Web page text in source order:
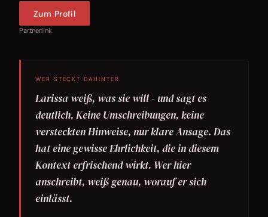
Zum Profil
Partnerlink
WER STECKT DAHINTER
Larissa weiß, was sie will - und sagt es
deutlich. Keine Umschreibungen, keine
versteckten Hinweise, nur klare Ansage. Das
hat eine gewisse Ehrlichkeit, die in diesem
Kontext erfrischend wirkt. Wer hier
anschreibt, weiß genau, worauf er sich
einlässt.